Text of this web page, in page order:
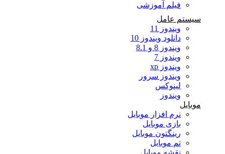
فیلم آموزشی
سیستم عامل
ویندوز 11
دانلود ویندوز 10
ویندوز 8 و 8.1
ویندوز 7
ویندوز xp
ویندوز سرور
لینوکس
ویندوز
موبایل
نرم افزار موبایل
بازی موبایل
رینگتون موبایل
تم موبایل
نقشه موبایل